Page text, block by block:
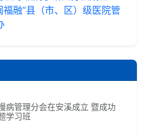
融”县（市、区）级医院管
病管理分会在安溪成立 暨成功
学习班